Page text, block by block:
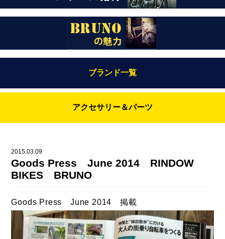
ブランド一覧
Bianchi（ビアンキ）
BRUNO(ブルーノ)
DAHON（ダホーン）
FLAMEbike限定車
GIOS（ジオス）
KUWAHARA（クワハラ）
アクセサリー＆パーツ
knog（ノグ）
カスタム ペイント
マルイのかわいいキャップ
2015.03.09
Goods Press June 2014 RINDOW
BIKES BRUNO
Goods Press June 2014 掲載